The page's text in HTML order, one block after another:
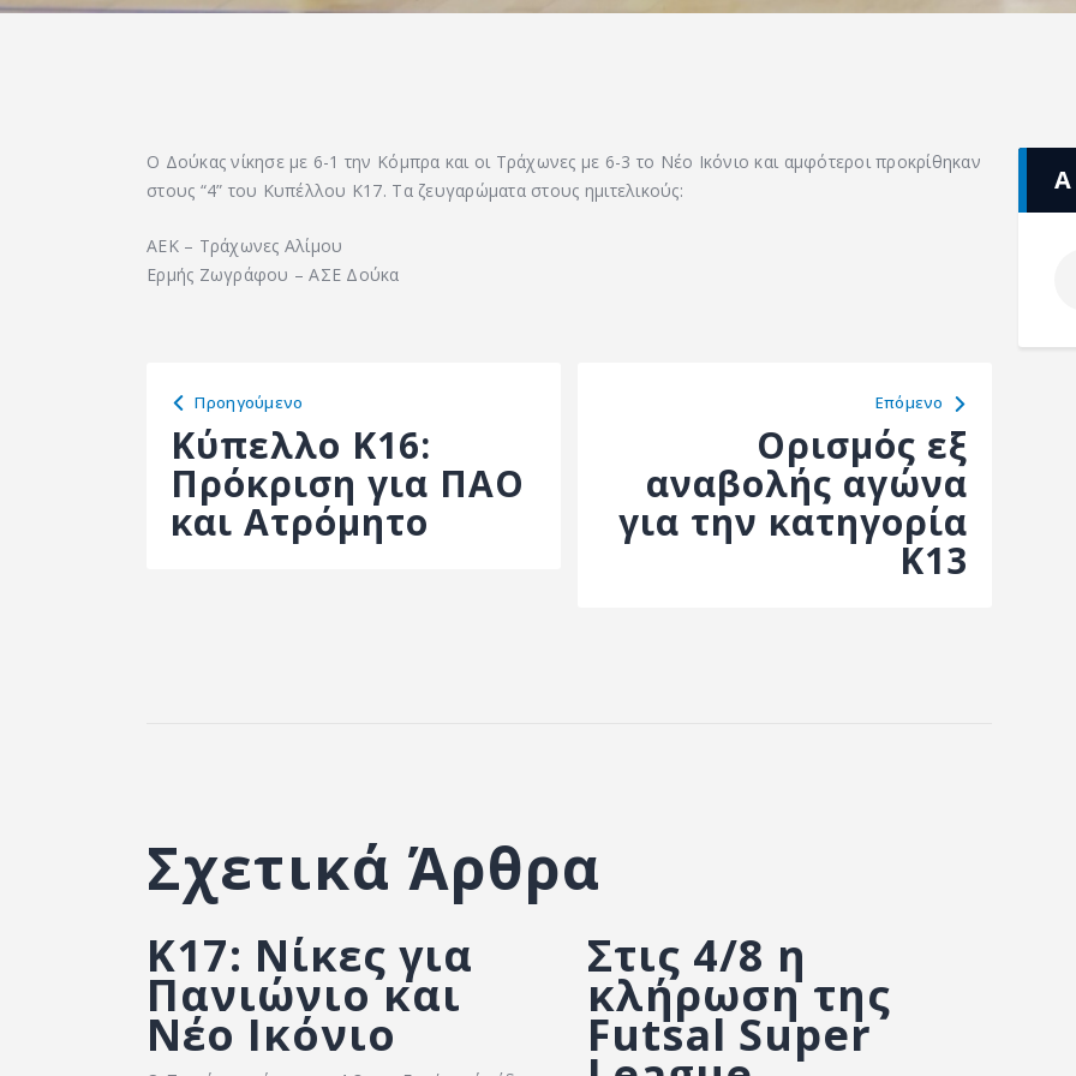
Ο Δούκας νίκησε με 6-1 την Κόμπρα και οι Τράχωνες με 6-3 το Νέο Ικόνιο και αμφότεροι προκρίθηκαν
στους “4” του Κυπέλλου Κ17. Τα ζευγαρώματα στους ημιτελικούς:
ΑΕΚ – Τράχωνες Αλίμου
Ερμής Ζωγράφου – ΑΣΕ Δούκα
Προηγούμενο
Κύπελλο Κ16:
Πρόκριση για ΠΑΟ
και Ατρόμητο
Eπόμενο
Ορισμός εξ
αναβολής αγώνα
για την κατηγορία
Κ13
Σχετικά Άρθρα
K17: Νίκες για
Πανιώνιο και
Νέο Ικόνιο
Στις 4/8 η
κλήρωση της
Futsal Super